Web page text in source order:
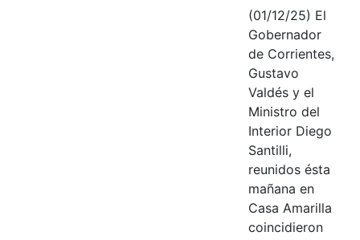
(01/12/25) El
Gobernador
de Corrientes,
Gustavo
Valdés y el
Ministro del
Interior Diego
Santilli,
reunidos ésta
mañana en
Casa Amarilla
coincidieron